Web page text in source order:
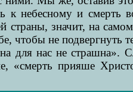
небесному и смерть
значит, на самом
чтобы не подвергнуть
для нас не страшна».
«смерть прияше